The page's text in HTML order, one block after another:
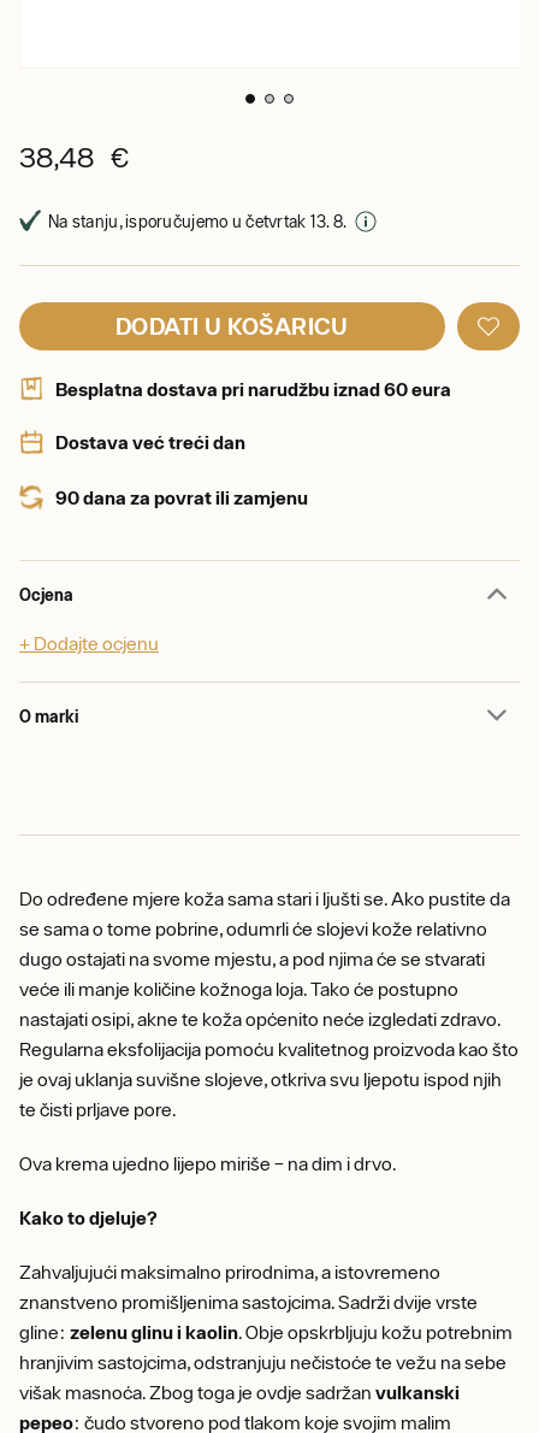
38,48 €
Na stanju, isporučujemo u četvrtak 13. 8.
DODATI U KOŠARICU
Besplatna dostava pri narudžbu iznad 60 eura
Dostava već treći dan
90 dana za povrat ili zamjenu
Ocjena
+ Dodajte ocjenu
O marki
Do određene mjere koža sama stari i ljušti se. Ako pustite da
se sama o tome pobrine, odumrli će slojevi kože relativno
dugo ostajati na svome mjestu, a pod njima će se stvarati
veće ili manje količine kožnoga loja. Tako će postupno
nastajati osipi, akne te koža općenito neće izgledati zdravo.
Regularna eksfolijacija pomoću kvalitetnog proizvoda kao što
je ovaj uklanja suvišne slojeve, otkriva svu ljepotu ispod njih
te čisti prljave pore.
Ova krema ujedno lijepo miriše – na dim i drvo.
Kako to djeluje?
Zahvaljujući maksimalno prirodnima, a istovremeno
znanstveno promišljenima sastojcima. Sadrži dvije vrste
gline: zelenu glinu i kaolin. Obje opskrbljuju kožu potrebnim
hranjivim sastojcima, odstranjuju nečistoće te vežu na sebe
višak masnoća. Zbog toga je ovdje sadržan vulkanski
pepeo: čudo stvoreno pod tlakom koje svojim malim